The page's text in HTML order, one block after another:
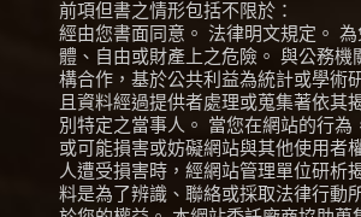
前項但書之情形包括不限於：
經由您書面同意。 法律明文規定。
體、自由或財產上之危險。 與公務機
構合作，基於公共利益為統計或學術
且資料經過提供者處理或蒐集著依其
別特定之當事人。 當您在網站的行為
或可能損害或妨礙網站與其他使用者
人遭受損害時，經網站管理單位研析
料是為了辨識、聯絡或採取法律行動